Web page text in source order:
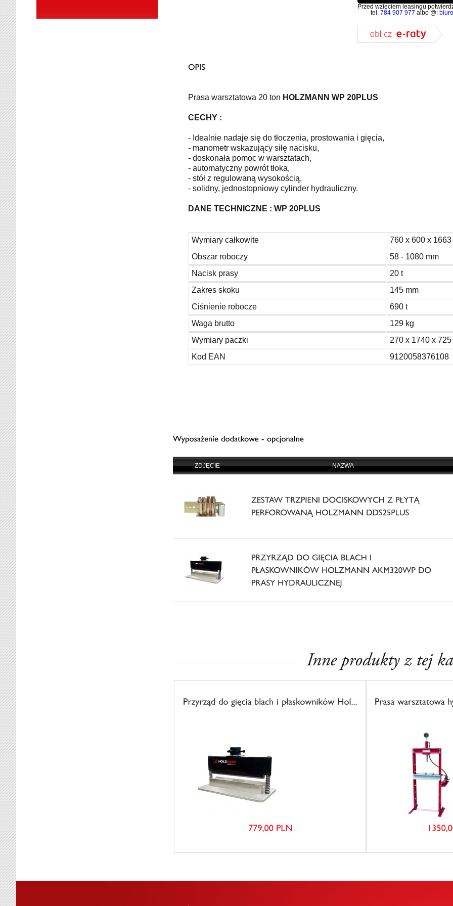
Przed wzięciem leasingu
tel. 784 907 977 albo @:
Prasa warsztatowa 20 ton HOLZMANN WP 20PLUS
CECHY :
- Idealnie nadaje się do tłoczenia, prostowania i gięcia,
- manometr wskazujący siłę nacisku,
- doskonała pomoc w warsztatach,
- automatyczny powrót tłoka,
- stół z regulowaną wysokością,
- solidny, jednostopniowy cylinder hydrauliczny.
DANE TECHNICZNE : WP 20PLUS
Wymiary całkowite
760 x 600 x 1663
Obszar roboczy
58 - 1080 mm
Nacisk prasy
20 t
Zakres skoku
145 mm
Ciśnienie robocze
690 t
Waga brutto
129 kg
Wymiary paczki
270 x 1740 x 725
Kod EAN
9120058376108
ZDJĘCIE NAZWA